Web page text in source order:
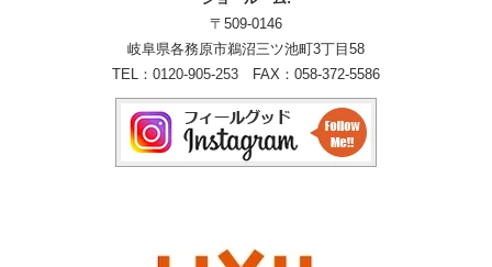
〒509-0146
岐阜県各務原市鵜沼三ツ池町3丁目58
TEL： 0120-905-253 FAX：058-372-5586